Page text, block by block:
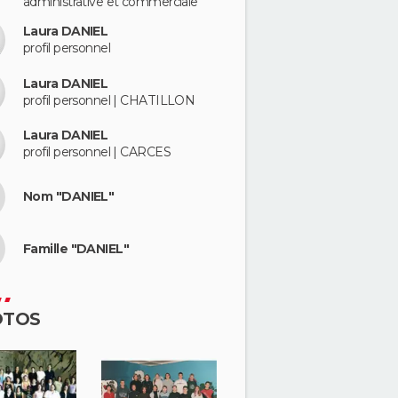
Laura DANIEL
profil personnel
Laura DANIEL
profil personnel | CHATILLON
Laura DANIEL
profil personnel | CARCES
Nom "DANIEL"
Famille "DANIEL"